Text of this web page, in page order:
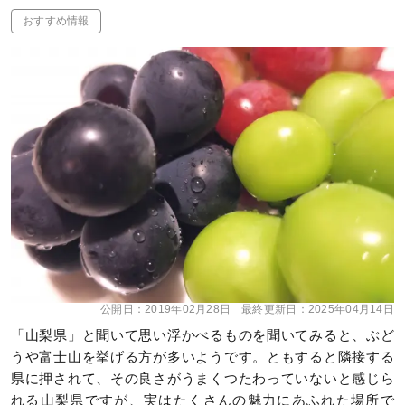
おすすめ情報
公開日：2019年02月28日 最終更新日： 2025年04月14日
「山梨県」と聞いて思い浮かべるものを聞いてみると、ぶど
うや富士山を挙げる方が多いようです。ともすると隣接する
県に押されて、その良さがうまくつたわっていないと感じら
れる山梨県ですが、実はたくさんの魅力にあふれた場所で